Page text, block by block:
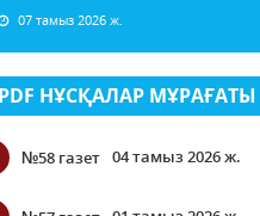
07 тамыз 2026 ж.
PDF НҰСҚАЛАР МҰРАҒАТЫ
№58 газет 04 тамыз 2026 ж.